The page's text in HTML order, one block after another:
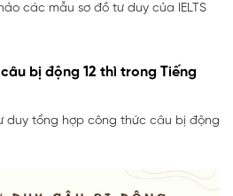
các mẫu sơ đồ tư duy của IELTS
bị động 12 thì trong Tiếng
duy tổng hợp công thức câu bị động